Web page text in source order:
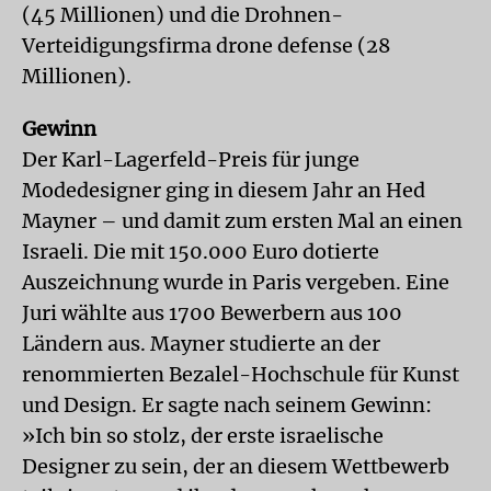
(45 Millionen) und die Drohnen-
Verteidigungsfirma drone defense (28
Millionen).
Gewinn
Der Karl-Lagerfeld-Preis für junge
Modedesigner ging in diesem Jahr an Hed
Mayner – und damit zum ersten Mal an einen
Israeli. Die mit 150.000 Euro dotierte
Auszeichnung wurde in Paris vergeben. Eine
Juri wählte aus 1700 Bewerbern aus 100
Ländern aus. Mayner studierte an der
renommierten Bezalel-Hochschule für Kunst
und Design. Er sagte nach seinem Gewinn:
»Ich bin so stolz, der erste israelische
Designer zu sein, der an diesem Wettbewerb